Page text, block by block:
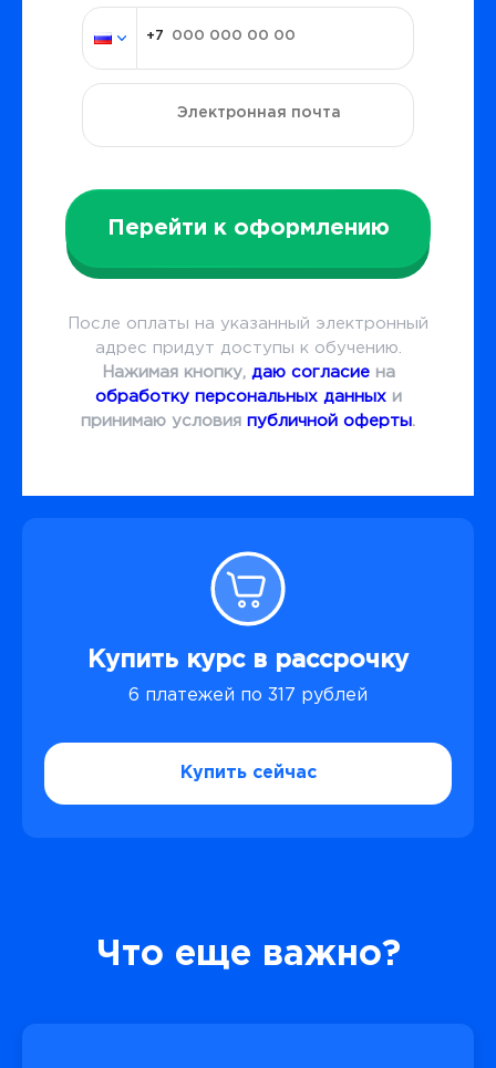
Перейти к оформлению
После оплаты на указанный электронный
адрес придут доступы к обучению.
Нажимая кнопку, даю согласиена
обработку персональных данныхи
принимаю условия публичной оферты.
Купить курс в рассрочку
6 платежей по 317 рублей
Купить сейчас
Что еще важно?